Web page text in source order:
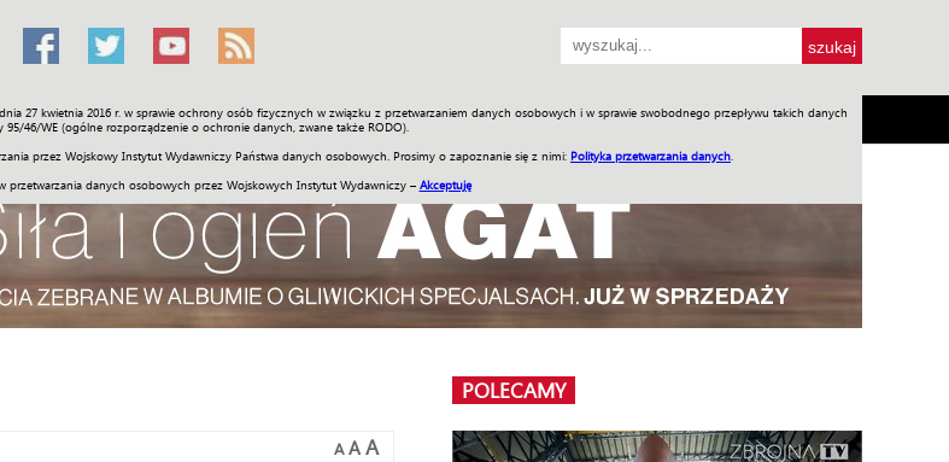
27 kwietnia 2016 r. w sprawie ochrony osób fizycznych w związku z przetwarzaniem danych osobowych i w sprawie swobodnego przepływu takich danych
95/46/WE (ogólne rozporządzenie o ochronie danych, zwane także RODO).
przez Wojskowy Instytut Wydawniczy Państwa danych osobowych. Prosimy o zapoznanie się z nimi: Polityka przetwarzania danych
przetwarzania danych osobowych przez Wojskowych Instytut Wydawniczy – Akceptuję
Sport Historia Galerie Wideo ENGLISH SKLEP Jednodniówki Praca w WIW
A A A
POLECAMY